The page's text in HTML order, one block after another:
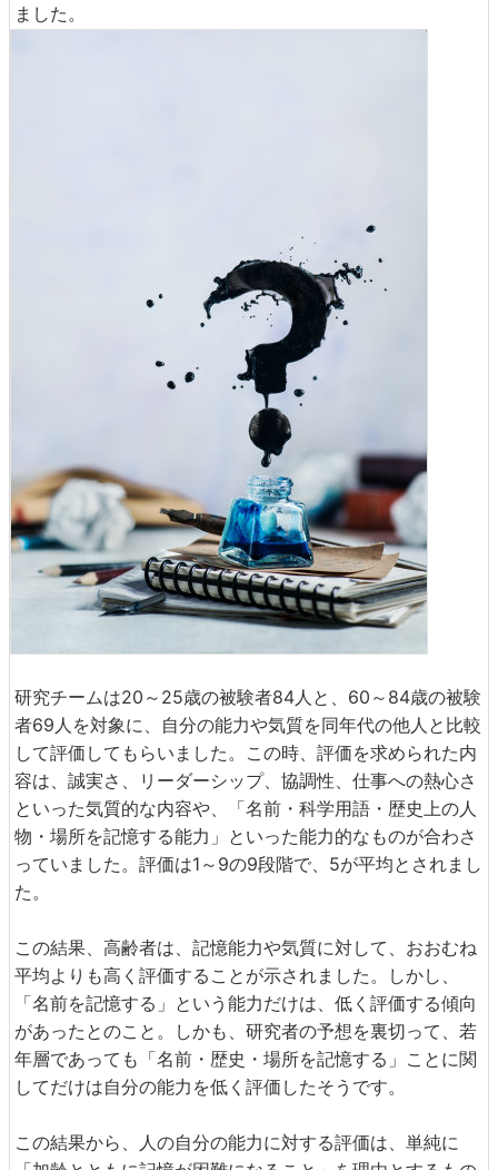
ました。
研究チームは20～25歳の被験者84人と、60～84歳の被験
者69人を対象に、自分の能力や気質を同年代の他人と比較
して評価してもらいました。この時、評価を求められた内
容は、誠実さ、リーダーシップ、協調性、仕事への熱心さ
といった気質的な内容や、「名前・科学用語・歴史上の人
物・場所を記憶する能力」といった能力的なものが合わさ
っていました。評価は1～9の9段階で、5が平均とされまし
た。
この結果、高齢者は、記憶能力や気質に対して、おおむね
平均よりも高く評価することが示されました。しかし、
「名前を記憶する」という能力だけは、低く評価する傾向
があったとのこと。しかも、研究者の予想を裏切って、若
年層であっても「名前・歴史・場所を記憶する」ことに関
してだけは自分の能力を低く評価したそうです。
この結果から、人の自分の能力に対する評価は、単純に